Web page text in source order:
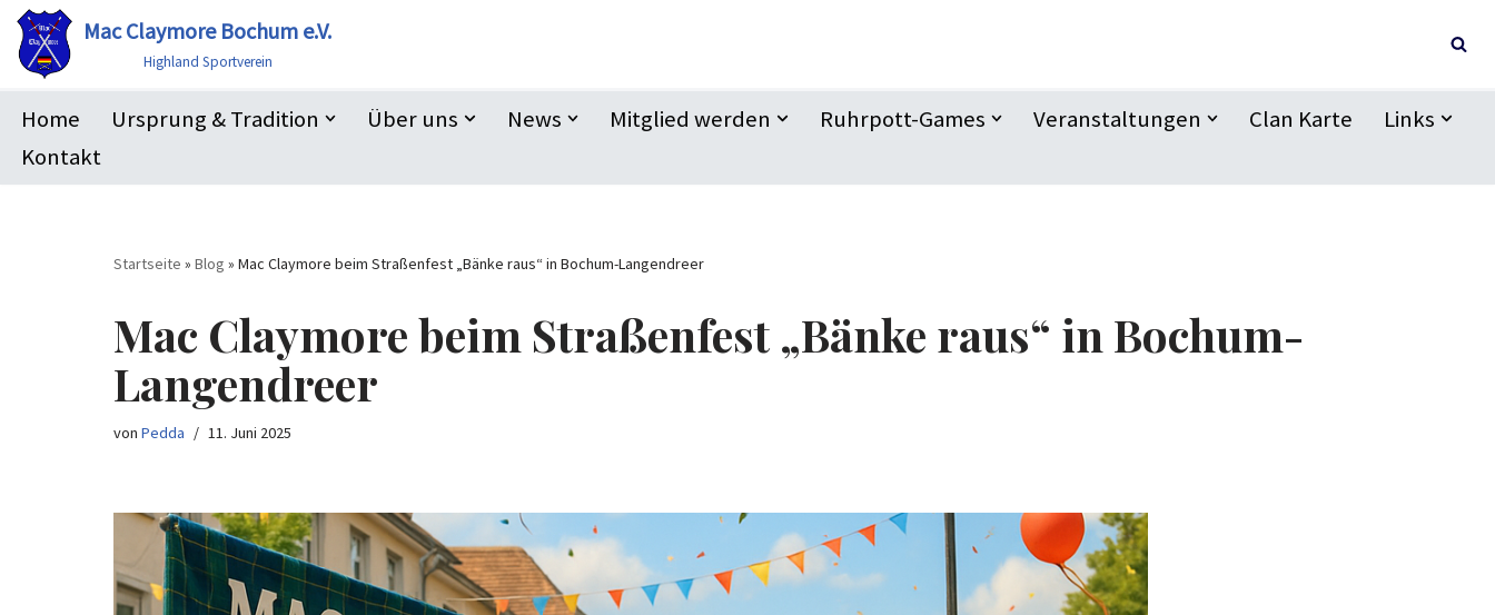
Zum
Inhalt
springen
Mac Claymore Bochum e.V.
Highland Sportverein
Home Ursprung & Tradition Über uns News Mitglied werden Ruhrpott-Games Veranstaltungen Clan Karte
Links
Kontakt
Startseite » Blog » Mac Claymore beim Straßenfest „Bänke raus“ in Bochum-Langendreer
Mac Claymore beim Straßenfest „Bänke raus“ in Bochum-
Langendreer
von Pedda 11. Juni 2025